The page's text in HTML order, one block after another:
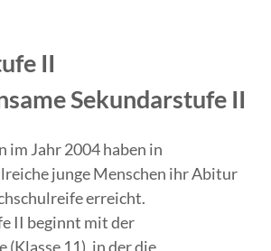
II
Sekundarstufe II
im Jahr 2004 haben in
junge Menschen ihr Abitur
erreicht.
II beginnt mit der
(Klasse 11), in der die